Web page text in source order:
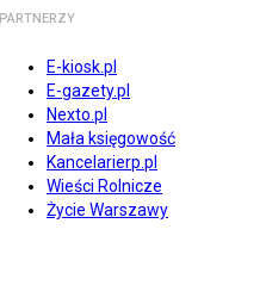
PARTNERZY
E-kiosk.pl
E-gazety.pl
Nexto.pl
Mała księgowość
Kancelarierp.pl
Wieści Rolnicze
Życie Warszawy